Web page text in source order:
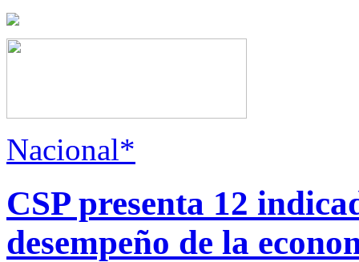
Nacional*
CSP presenta 12
desempeño de la